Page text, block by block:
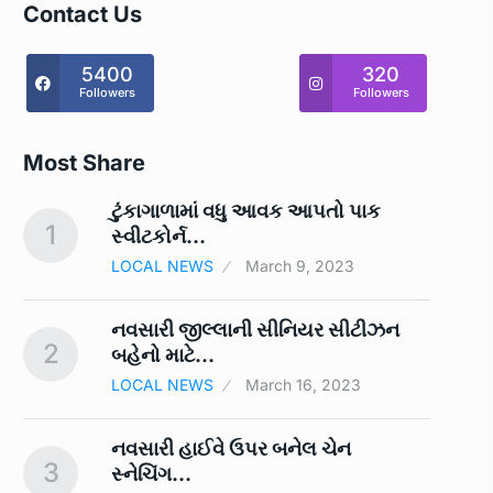
Contact Us
5400
Followers
320
Followers
Most Share
1
ટુંકાગાળામાં વધુ આવક આપતો પાક
સ્‍વીટકોર્ન…
LOCAL NEWS March 9, 2023
2
નવસારી જીલ્લાની સીનિયર સીટીઝન
બહેનો માટે…
LOCAL NEWS March 16, 2023
3
નવસારી હાઈવે ઉપર બનેલ ચેન
સ્નેચિંગ…